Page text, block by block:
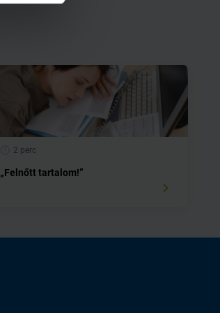
2 perc
„Felnőtt tartalom!”